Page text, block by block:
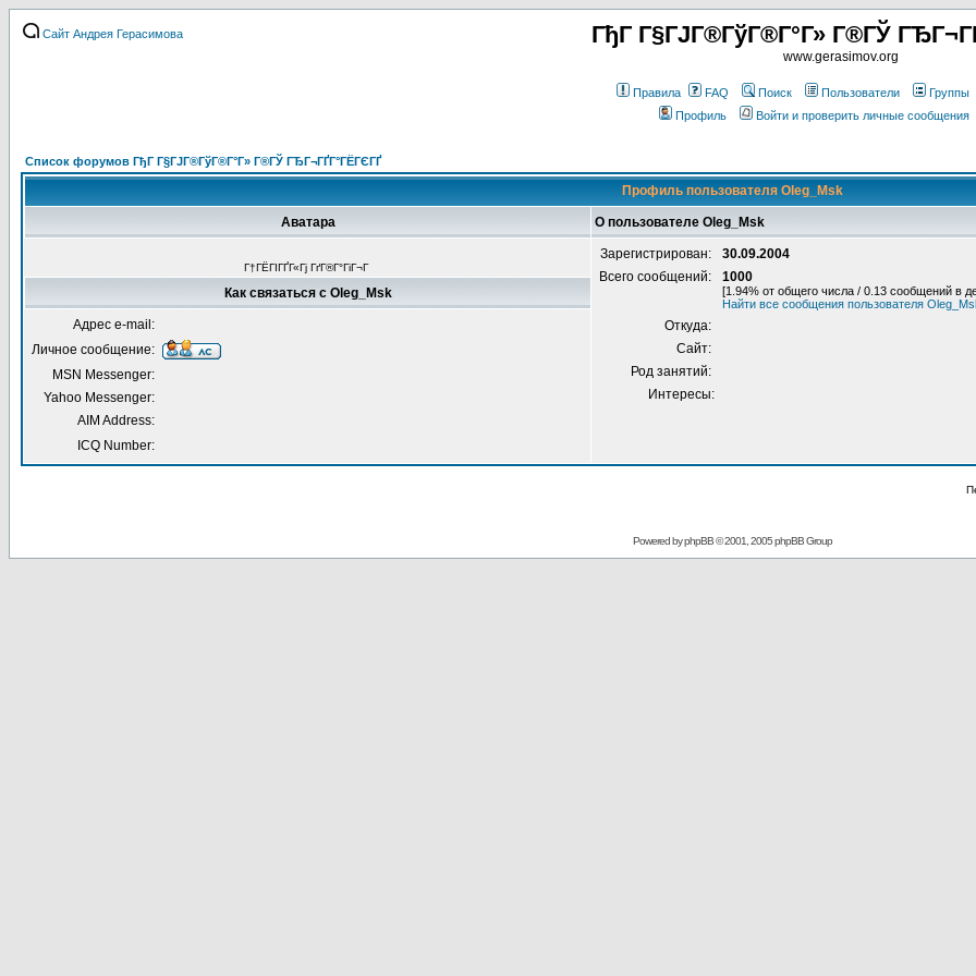
Сайт Андрея Герасимова ГђГ Г§ГЈГ®ГўГ®Г°Г» Г®ГЎ
www.gerasimov.org
Правила FAQ Поиск Пользователи Группы
Профиль
Войти и проверить личные сообщения
Список форумов ГђГ Г§ГЈГ®ГўГ®Г°Г» Г®ГЎ ГЂГ¬ГҐГ°ГЁГЄГҐ
Профиль пользователя Oleg_Msk
Аватара О пользователе Oleg_Msk
Г†ГЁГІГҐГ«Гј ГґГ®Г°ГіГ¬Г
Зарегистрирован:
30.09.2004
Всего сообщений:
1000
[1.94% от общего числа / 0.13 сообщений в
Найти все сообщения пользователя
Откуда:
Сайт:
Род занятий:
Интересы:
Как связаться с Oleg_Msk
Адрес e-mail:
Личное сообщение:
MSN Messenger:
Yahoo Messenger:
AIM Address:
ICQ Number:
Powered byphpBB© 2001, 2005 phpBB Group